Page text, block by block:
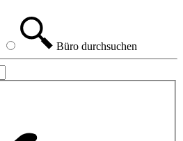
Büro durchsuchen